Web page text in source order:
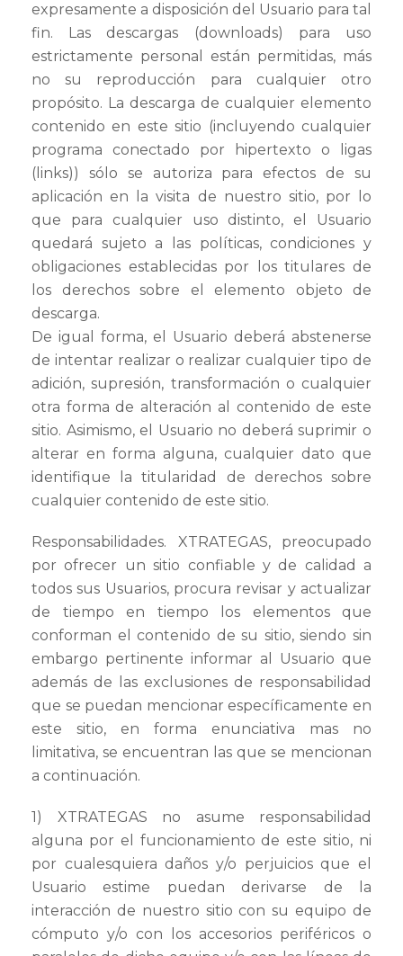
expresamente a disposición del Usuario para tal
fin. Las descargas (downloads) para uso
estrictamente personal están permitidas, más
no su reproducción para cualquier otro
propósito. La descarga de cualquier elemento
contenido en este sitio (incluyendo cualquier
programa conectado por hipertexto o ligas
(links)) sólo se autoriza para efectos de su
aplicación en la visita de nuestro sitio, por lo
que para cualquier uso distinto, el Usuario
quedará sujeto a las políticas, condiciones y
obligaciones establecidas por los titulares de
los derechos sobre el elemento objeto de
descarga.
De igual forma, el Usuario deberá abstenerse
de intentar realizar o realizar cualquier tipo de
adición, supresión, transformación o cualquier
otra forma de alteración al contenido de este
sitio. Asimismo, el Usuario no deberá suprimir o
alterar en forma alguna, cualquier dato que
identifique la titularidad de derechos sobre
cualquier contenido de este sitio.
Responsabilidades. XTRATEGAS, preocupado
por ofrecer un sitio confiable y de calidad a
todos sus Usuarios, procura revisar y actualizar
de tiempo en tiempo los elementos que
conforman el contenido de su sitio, siendo sin
embargo pertinente informar al Usuario que
además de las exclusiones de responsabilidad
que se puedan mencionar específicamente en
este sitio, en forma enunciativa mas no
limitativa, se encuentran las que se mencionan
a continuación.
1) XTRATEGAS no asume responsabilidad
alguna por el funcionamiento de este sitio, ni
por cualesquiera daños y/o perjuicios que el
Usuario estime puedan derivarse de la
interacción de nuestro sitio con su equipo de
cómputo y/o con los accesorios periféricos o